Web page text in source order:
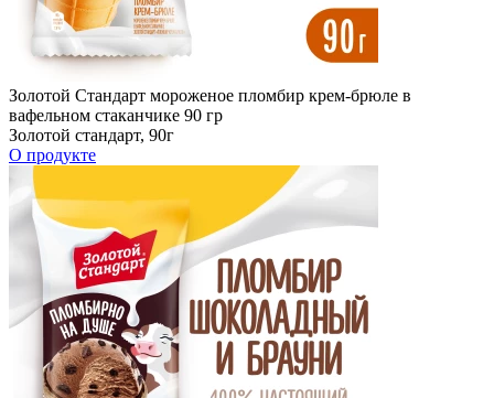
Золотой Стандарт мороженое пломбир крем-брюле в
вафельном стаканчике 90 гр
Золотой стандарт, 90г
О продукте